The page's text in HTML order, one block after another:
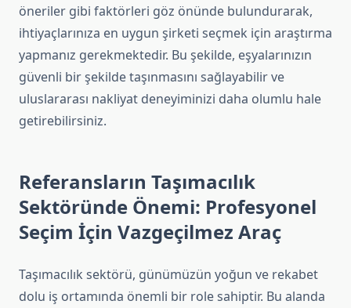
öneriler gibi faktörleri göz önünde bulundurarak,
ihtiyaçlarınıza en uygun şirketi seçmek için araştırma
yapmanız gerekmektedir. Bu şekilde, eşyalarınızın
güvenli bir şekilde taşınmasını sağlayabilir ve
uluslararası nakliyat deneyiminizi daha olumlu hale
getirebilirsiniz.
Referansların Taşımacılık
Sektöründe Önemi: Profesyonel
Seçim İçin Vazgeçilmez Araç
Taşımacılık sektörü, günümüzün yoğun ve rekabet
dolu iş ortamında önemli bir role sahiptir. Bu alanda